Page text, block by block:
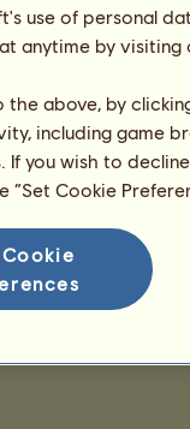
use of personal
anytime by
the above, by
including game
If you wish to
“Set Cookie